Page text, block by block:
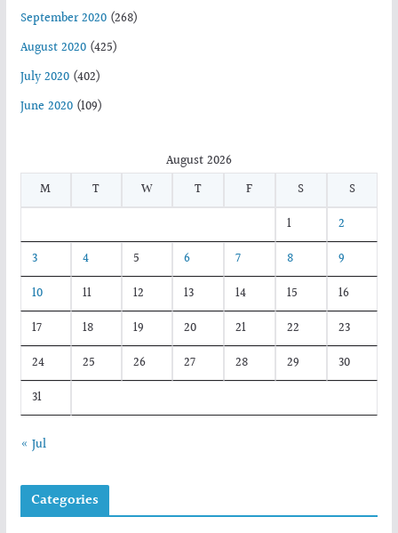
September 2020(268)
August 2020(425)
July 2020(402)
June 2020(109)
August 2026
M
T W T F S
S
1
2
3
4 5 6 7 8
9
10
11 12 13 14 15
16
17
18 19 20 21 22
23
24
25 26 27 28 29
30
31
« Jul
Categories